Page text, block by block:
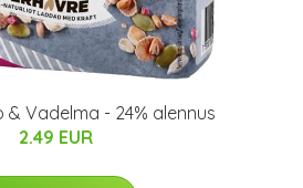
& Vadelma - 24% alennus
2.49 EUR